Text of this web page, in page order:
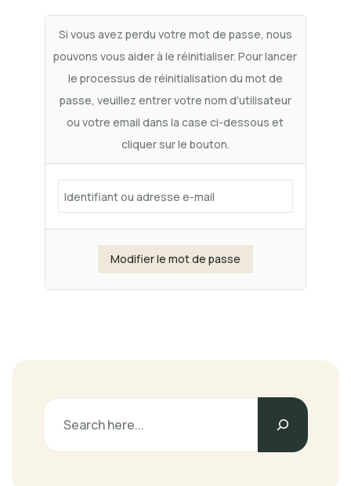
Si vous avez perdu votre mot de passe, nous
pouvons vous aider à le réinitialiser. Pour lancer
le processus de réinitialisation du mot de
passe, veuillez entrer votre nom d'utilisateur
ou votre email dans la case ci-dessous et
cliquer sur le bouton.